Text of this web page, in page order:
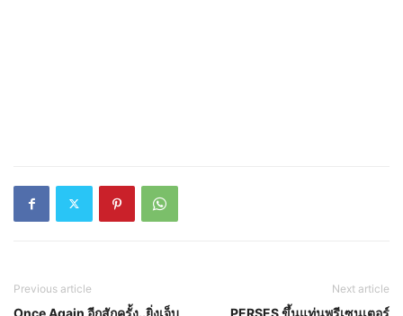
Previous article
Once Again อีกสักครั้ง..ยิ่งเจ็บ
Next article
PERSES ขึ้นแท่นพรีเซนเตอร์